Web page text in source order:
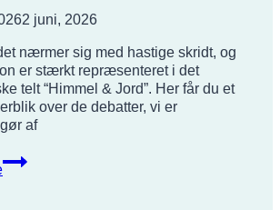
tegn2 juni, 2026
nærmer sig med hastige skridt, og
er stærkt repræsenteret i det
telt “Himmel & Jord”. Her får du et
over de debatter, vi er
af
Mød
os